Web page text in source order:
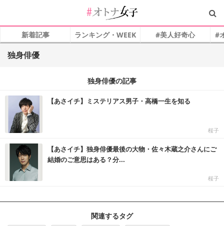
新着記事 ランキング・WEEK #美人好奇心 #
独身俳優
独身俳優の記事
【あさイチ】ミステリアス男子・高橋一生を知る
桜子
【あさイチ】独身俳優最後の大物・佐々木蔵之介さんにご
結婚のご意思はある？分...
桜子
関連するタグ